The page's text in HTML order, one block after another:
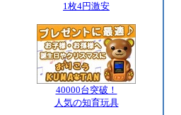
1枚4円激安
40000台突破！
人気の知育玩具